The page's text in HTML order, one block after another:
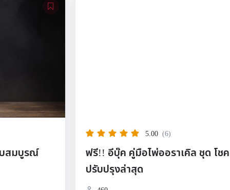
5.00 (6)
ฟรี!! อีบุ๊ค คู่มือไพ่ออราเคิล ชุด โชคดี มีสุข ฉบับ